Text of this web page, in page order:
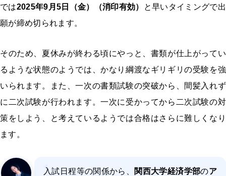
では2025年9月5日（金）（消印有効）
と早いタイミングで出
願が締め切られます。
そのため、夏休みが終わる頃にやっと、書類が仕上がってい
るような状態のようでは、かなり綱渡なギリギリの受験を強
いられます。また、一次の書類試験の突破から、間髪入れず
に二次試験が行われます。一次に受かってから二次試験の対
策をしよう、と考えているようでは合格はさらに難しくなり
ます。
入試日程等の関係から、 関西大学経済学部のア